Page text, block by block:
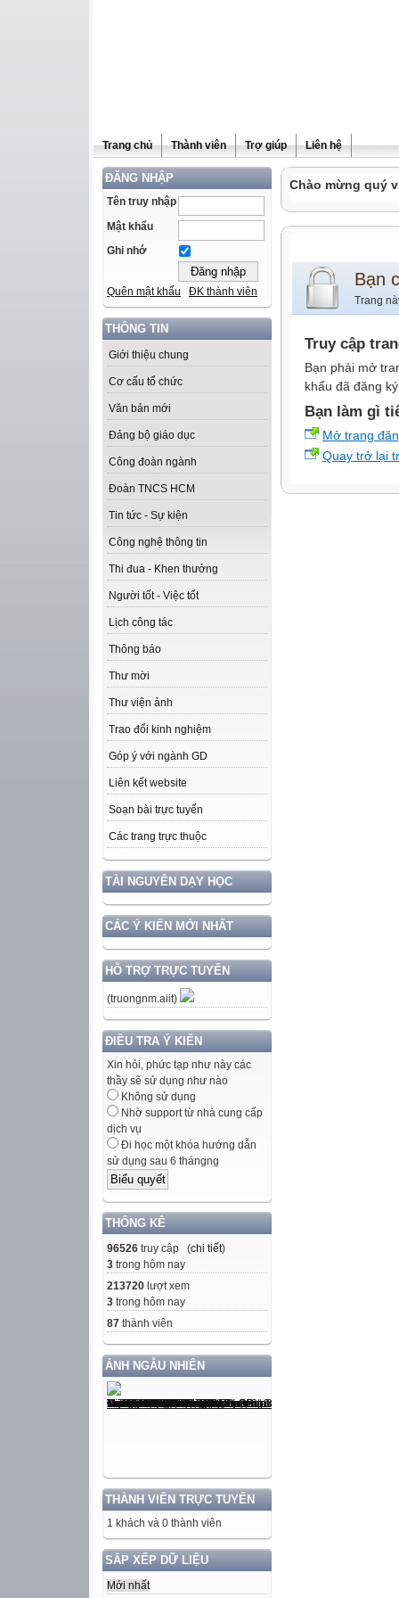
Trang chủ Thành viên Trợ giúp Liên hệ
ĐĂNG NHẬP
Tên truy nhập
Mật khẩu
Ghi nhớ
Quên mật khẩu ĐK thành viên
THÔNG TIN
Giới thiệu chung
Cơ cấu tổ chức
Văn bản mới
Đảng bộ giáo dục
Công đoàn ngành
Đoàn TNCS HCM
Tin tức - Sự kiện
Công nghệ thông tin
Thi đua - Khen thưởng
Người tốt - Việc tốt
Lịch công tác
Thông báo
Thư mời
Thư viện ảnh
Trao đổi kinh nghiệm
Góp ý với ngành GD
Liên kết website
Soạn bài trực tuyến
Các trang trực thuộc
TÀI NGUYÊN DẠY HỌC
CÁC Ý KIẾN MỚI NHẤT
HỖ TRỢ TRỰC TUYẾN
(truongnm.aiit)
ĐIỀU TRA Ý KIẾN
Xin hỏi, phức tạp như này các
thầy sẽ sử dụng như nào
Không sử dụng
Nhờ support từ nhà cung cấp
dịch vụ
Đi học một khóa hướng dẫn
sử dụng sau 6 thángng
THỐNG KÊ
96526 truy cập (chi tiết)
3 trong hôm nay
213720 lượt xem
3 trong hôm nay
87 thành viên
ẢNH NGẪU NHIÊN
THÀNH VIÊN TRỰC TUYẾN
1 khách và 0 thành viên
SẮP XẾP DỮ LIỆU
Mới nhất
Chào mừng quý
Bạn
Trang
Truy cập
Bạn phải mở
khẩu đã đăng
Bạn làm gì
Mở trang
Quay trở lại